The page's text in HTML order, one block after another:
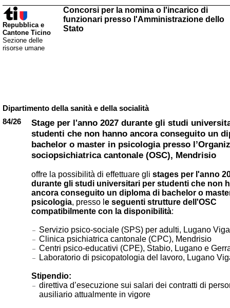
Repubblica e
Cantone Ticino
Sezione delle
risorse umane
Concorsi per la nomina o l'incarico di
funzionari presso l'Amministrazione dello
Stato
Dipartimento della sanità e della socialità
84/26
Stage per l'anno 2027 durante gli studi
studenti che non hanno ancora conseguito un
bachelor o master in psicologia presso
sociopsichiatrica cantonale (OSC), Mendrisio
offre la possibilità di effettuare gli stages per l'anno
durante gli studi universitari per studenti che non
ancora conseguito un diploma di bachelor o
psicologia, presso l e seguenti strutture dell'OSC
compatibilmente con la disponibilità:
Servizio psico-sociale (SPS) per adulti, Lugano
Clinica psichiatrica cantonale (CPC), Mendrisio
Centri psico-educativi (CPE), Stabio, Lugano e
Laboratorio di psicopatologia del lavoro, Lugano
Stipendio:
direttiva d’esecuzione sui salari dei contratti di
ausiliario attualmente in vigore